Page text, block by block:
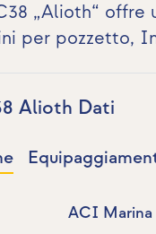
„Alioth“
per pozzetto,
Alioth Dati
ACI Marina